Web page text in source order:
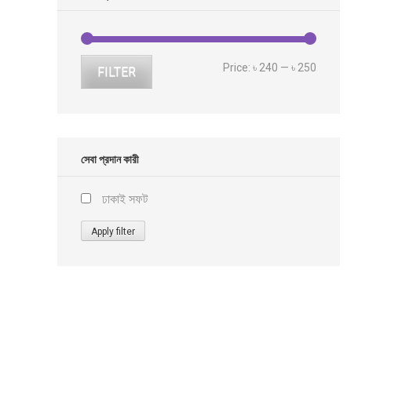
Min
Max
FILTER Price: ৳ 240 — ৳ 250
সেবা প্রদান কারী
ঢাকাই সফট
Apply filter